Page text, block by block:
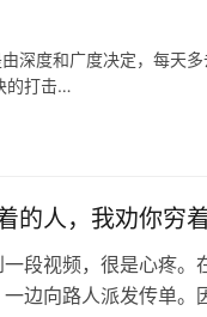
深度和广度决定，每天
的打击…
的人，我劝你穷着
段视频，很是心疼
边向路人派发传单